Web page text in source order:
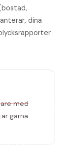
dina
med
gärna